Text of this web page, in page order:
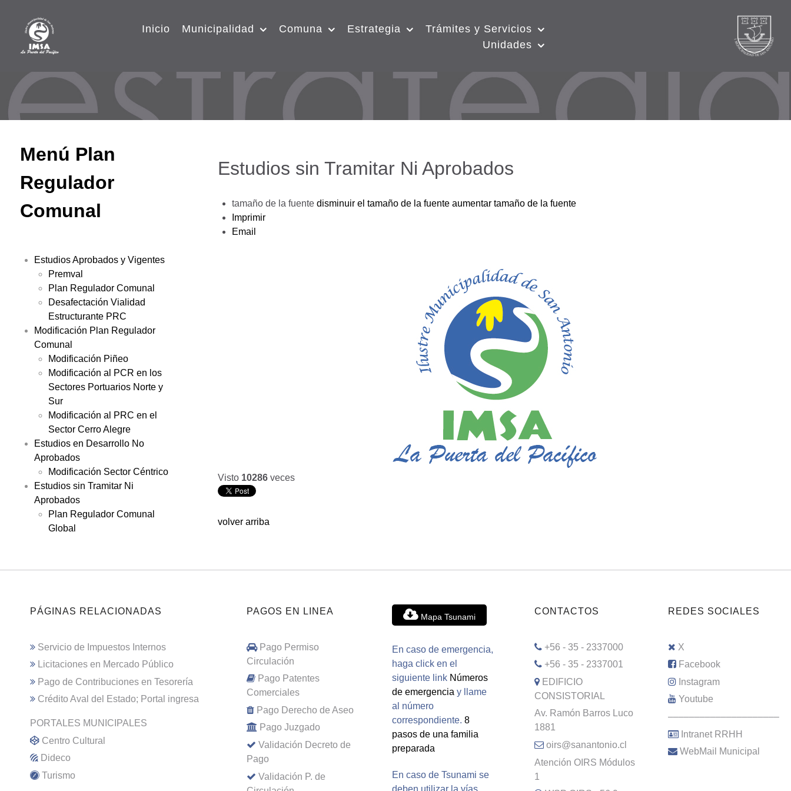
Inicio Municipalidad Comuna Estrategia
Trámites y Servicios
Unidades
Menú Plan
Regulador
Comunal
Estudios Aprobados y Vigentes
Premval
Plan Regulador Comunal
Desafectación Vialidad
Estructurante PRC
Modificación Plan Regulador
Comunal
Modificación Piñeo
Modificación al PCR en los
Sectores Portuarios Norte y
Sur
Modificación al PRC en el
Sector Cerro Alegre
Estudios en Desarrollo No
Aprobados
Modificación Sector Céntrico
Estudios sin Tramitar Ni
Aprobados
Plan Regulador Comunal
Global
Estudios sin Tramitar Ni Aprobados
tamaño de la fuente disminuir el tamaño de la fuente aumentar tamaño de la fuente
Imprimir
Email
Visto 10286 veces
volver arriba
PÁGINAS RELACIONADAS
Servicio de Impuestos Internos
Licitaciones en Mercado Público
Pago de Contribuciones en Tesorería
Crédito Aval del Estado; Portal ingresa
PORTALES MUNICIPALES
Centro Cultural
Dideco
Turismo
PAGOS EN LINEA
Pago Permiso
Circulación
Pago Patentes
Comerciales
Pago Derecho de Aseo
Pago Juzgado
Validación Decreto de
Pago
Validación P. de
Mapa Tsunami
En caso de emergencia,
haga click en el
siguiente link Números
de emergencia y llame
al número
correspondiente. 8
pasos de una familia
preparada
En caso de Tsunami se
deben utilizar la vías
CONTACTOS
+56 - 35 - 2337000
+56 - 35 - 2337001
EDIFICIO
CONSISTORIAL
Av. Ramón Barros Luco
1881
oirs@sanantonio.cl
Atención OIRS Módulos
1
REDES SOCIALES
X
Facebook
Instagram
Youtube
–––––––––––––––––––––
Intranet RRHH
WebMail Municipal